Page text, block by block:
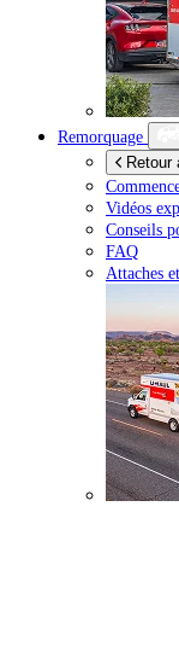
Remorquage
Retour
Vidéos
Conseils
FAQ
Attaches